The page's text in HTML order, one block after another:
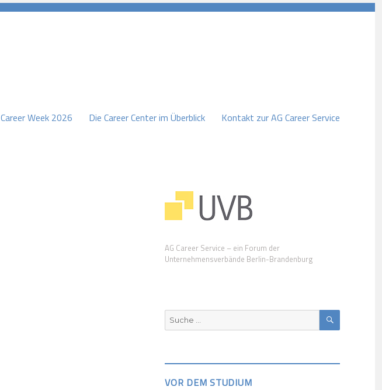
Career Week 2026 Die Career Center im Überblick Kontakt zur AG Career Service
AG Career Service – ein Forum der
Unternehmensverbände Berlin-Brandenburg
Suche
nach:
SUCHEN
VOR DEM STUDIUM